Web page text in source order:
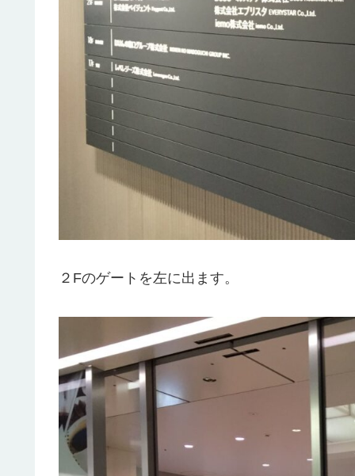
２Fのゲートを左に出ます。